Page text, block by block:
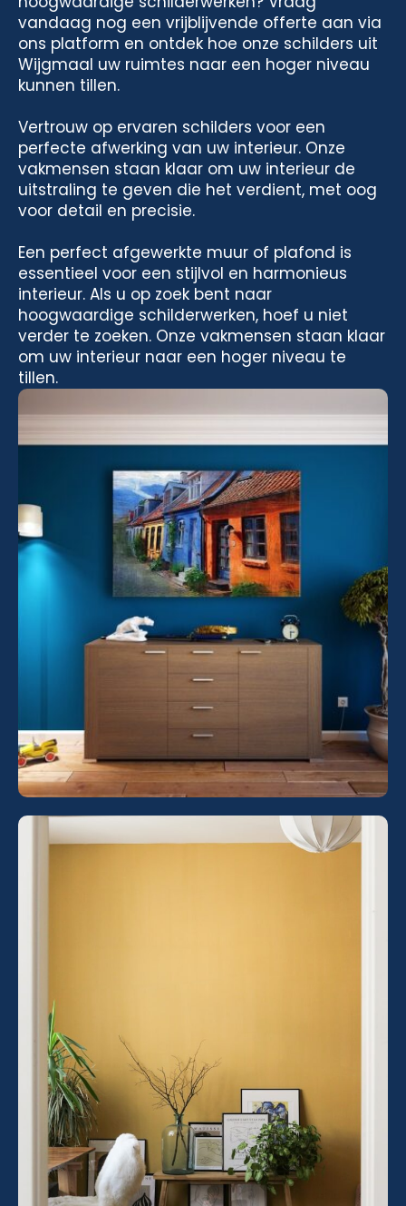
vandaag nog een vrijblijvende offerte aan via
ons platform en ontdek hoe onze schilders uit
Wijgmaal uw ruimtes naar een hoger niveau
kunnen tillen.
Vertrouw op ervaren schilders voor een
perfecte afwerking van uw interieur. Onze
vakmensen staan klaar om uw interieur de
uitstraling te geven die het verdient, met oog
voor detail en precisie.
Een perfect afgewerkte muur of plafond is
essentieel voor een stijlvol en harmonieus
interieur. Als u op zoek bent naar
hoogwaardige schilderwerken, hoef u niet
verder te zoeken. Onze vakmensen staan klaar
om uw interieur naar een hoger niveau te
tillen.